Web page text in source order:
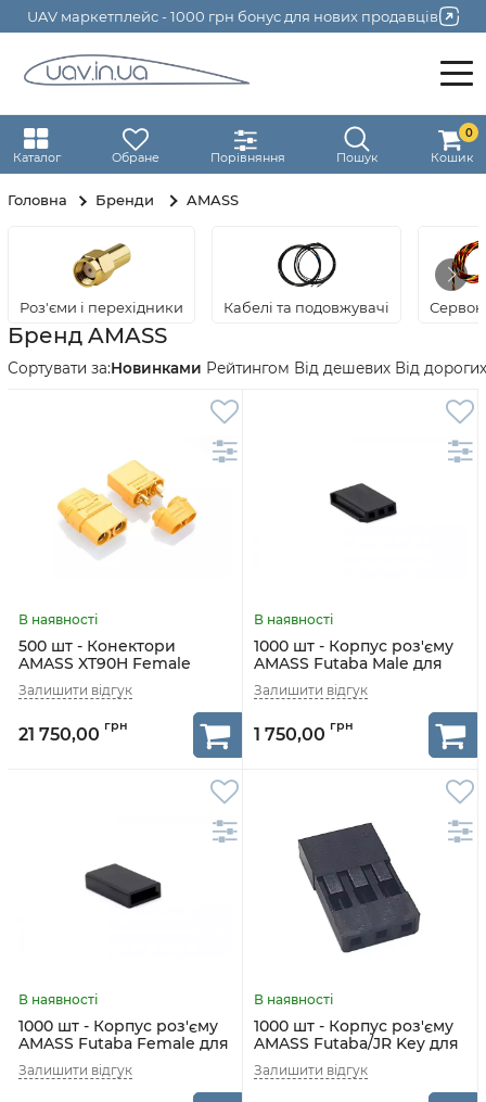
UAV маркетплейс - 1000 грн бонус для нових продавців
Каталог Обране Порівняння Пошук Кошик
0
Головна Бренди AMASS
Роз'єми і перехідники Кабелі та подовжувачі
Бренд AMASS
Новинками Рейтингом Від дешевих Від дорогих
500 шт - Конектори
AMASS XT90H Female
21 750,00
1000 шт - Корпус роз'єму
AMASS Futaba Male для
сервоприводів
1 750,00
1000 шт - Корпус роз'єму
AMASS Futaba Female для
сервоприводів
1000 шт - Корпус роз'єму
AMASS Futaba/JR Key для
сервоприводів